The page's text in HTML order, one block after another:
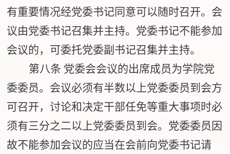
有重要情况经党委书记同意可以随时召开。会
议由党委书记召集并主持。党委书记不能参加
会议的，可委托党委副书记召集并主持。
第八条 党委会会议的出席成员为学院党
委委员。会议必须有半数以上党委委员到会方
可召开，讨论和决定干部任免等重大事项时必
须有三分之二以上党委委员到会。党委委员因
故不能参加会议的应当在会前向党委书记请